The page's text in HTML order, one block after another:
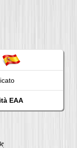
EAA